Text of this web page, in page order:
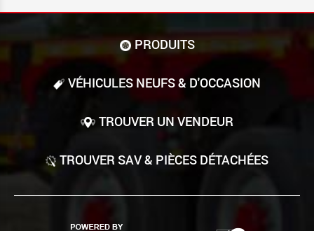
PRODUITS
VÉHICULES NEUFS & D'OCCASION
TROUVER UN VENDEUR
TROUVER SAV & PIÈCES DÉTACHÉES